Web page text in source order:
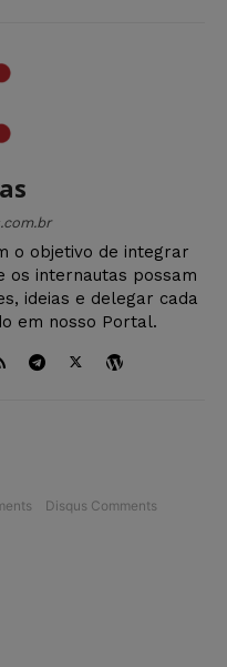
o objetivo de integrar
os internautas possam
ideias e delegar cada
em nosso Portal.
Disqus Comments